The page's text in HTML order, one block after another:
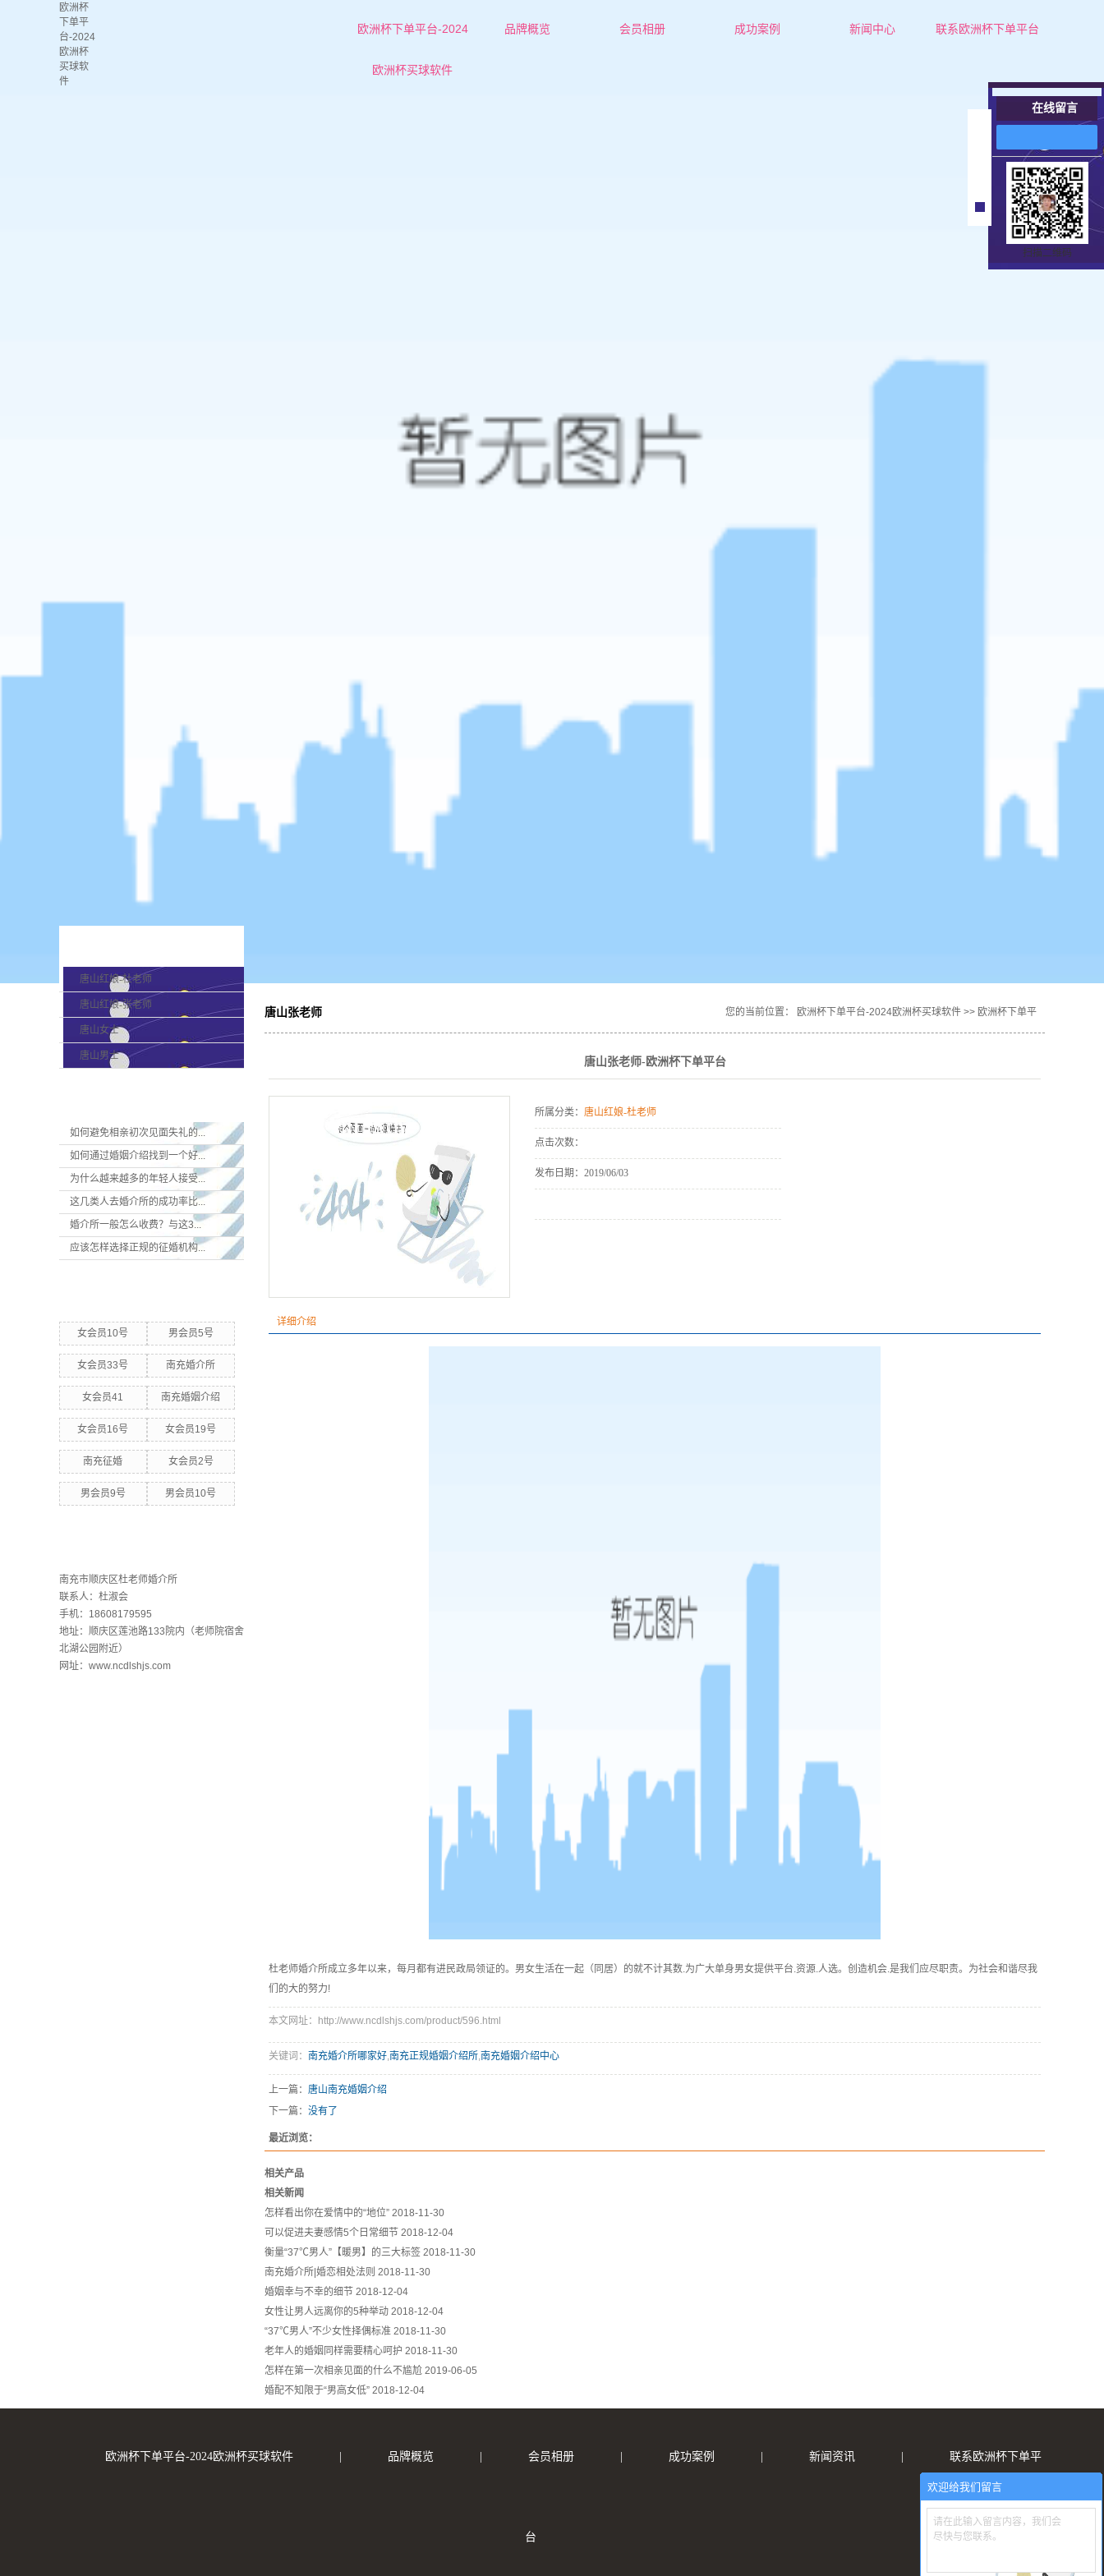
欧洲杯下单平台-2024
欧洲杯买球软件
品牌概览 会员相册 成功案例 新闻中心 联系欧洲杯下单平台
欧洲杯
下单平
台-2024
欧洲杯
买球软
件
唐山红娘-杜老师
唐山红娘-张老师
唐山女士
唐山男士
如何避免相亲初次见面失礼的...
如何通过婚姻介绍找到一个好...
为什么越来越多的年轻人接受...
这几类人去婚介所的成功率比...
婚介所一般怎么收费？与这3...
应该怎样选择正规的征婚机构...
女会员10号 男会员5号
女会员33号 南充婚介所
女会员41 南充婚姻介绍
女会员16号 女会员19号
南充征婚 女会员2号
男会员9号 男会员10号
南充市顺庆区杜老师婚介所
联系人：杜淑会
手机：18608179595
地址：顺庆区莲池路133院内（老师院宿舍
北湖公园附近）
网址：www.ncdlshjs.com
唐山张老师 您的当前位置： 欧洲杯下单平台-2024欧洲杯买球软件 >> 欧洲杯下单平
唐山张老师-欧洲杯下单平台
所属分类： 唐山红娘-杜老师
点击次数：
发布日期： 2019/06/03
详细介绍
杜老师婚介所成立多年以来，每月都有进民政局领证的。男女生活在一起（同居）的就不计其数.为广大单身男女提供平台.资源.人选。创造机会.是我们应尽职责。为社会和谐尽我
们的大的努力!
本文网址：http://www.ncdlshjs.com/product/596.html
关键词： 南充婚介所哪家好,南充正规婚姻介绍所,南充婚姻介绍中心
上一篇： 唐山南充婚姻介绍
下一篇： 没有了
最近浏览：
相关产品
相关新闻
怎样看出你在爱情中的“地位” 2018-11-30
可以促进夫妻感情5个日常细节 2018-12-04
衡量“37℃男人”【暖男】的三大标签 2018-11-30
南充婚介所|婚恋相处法则 2018-11-30
婚姻幸与不幸的细节 2018-12-04
女性让男人远离你的5种举动 2018-12-04
“37℃男人”不少女性择偶标准 2018-11-30
老年人的婚姻同样需要精心呵护 2018-11-30
怎样在第一次相亲见面的什么不尴尬 2019-06-05
婚配不知限于“男高女低” 2018-12-04
欧洲杯下单平台-2024欧洲杯买球软件 品牌概览 会员相册 成功案例 新闻资讯 联系欧洲杯下单平
台
在线留言
扫描二维码
欢迎给我们留言
请在此输入留言内容，我们会
尽快与您联系。